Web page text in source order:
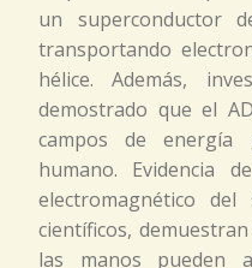
un superconductor
transportando
hélice. Además,
demostrado que el
campos de energía
humano. Evidencia
electromagnético
científicos,
las manos pueden